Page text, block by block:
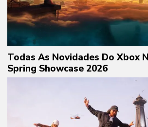
Todas As Novidades Do Xbox
Spring Showcase 2026